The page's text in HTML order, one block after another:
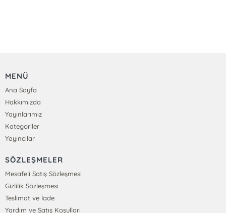
MENÜ
Ana Sayfa
Hakkımızda
Yayınlarımız
Kategoriler
Yayıncılar
SÖZLEŞMELER
Mesafeli Satış Sözleşmesi
Gizlilik Sözleşmesi
Teslimat ve İade
Yardım ve Satış Koşulları